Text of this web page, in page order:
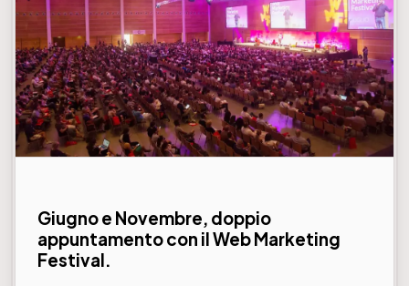
Giugno e Novembre, doppio
appuntamento con il Web Marketing
Festival.